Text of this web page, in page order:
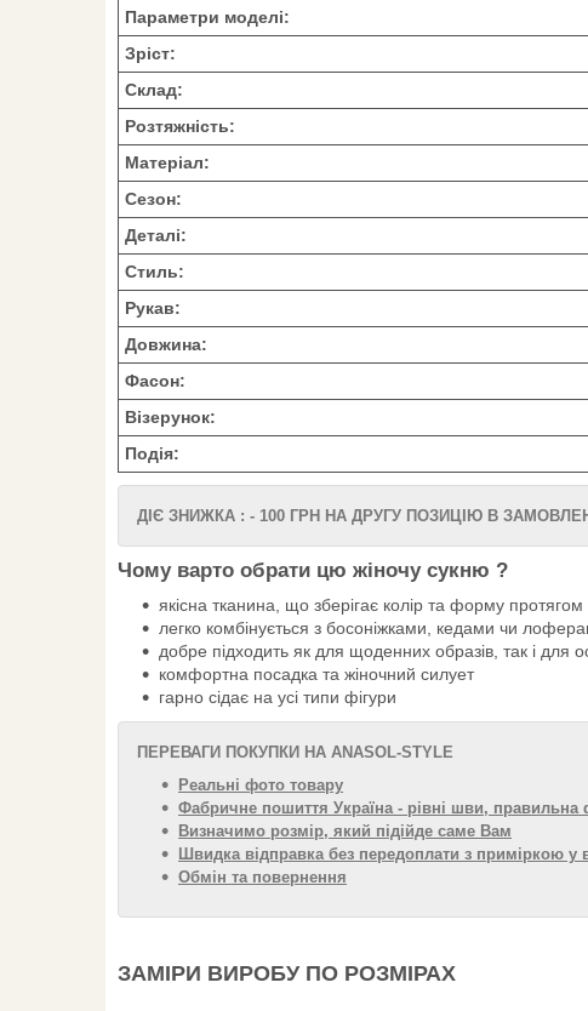
Параметри моделі:
Зріст:
Склад:
Розтяжність:
Матеріал:
Сезон:
Деталі:
Стиль:
Рукав:
Довжина:
Фасон:
Візерунок:
Подія:
ДІЄ ЗНИЖКА : - 100 ГРН НА ДРУГУ ПОЗИЦІЮ В
Чому варто обрати цю жіночу сукню ?
якісна тканина, що зберігає колір та форму
легко комбінується з босоніжками, кедами чи
добре підходить як для щоденних образів, так і для
комфортна посадка та жіночний силует
гарно сідає на усі типи фігури
ПЕРЕВАГИ ПОКУПКИ НА ANASOL-STYLE
Реальні фото товару
Фабричне пошиття Україна - рівні шви, правильна
Визначимо розмір, який підійде саме Вам
Швидка відправка без передоплати з приміркою у
Обмін та повернення
ЗАМІРИ ВИРОБУ ПО РОЗМІРАХ